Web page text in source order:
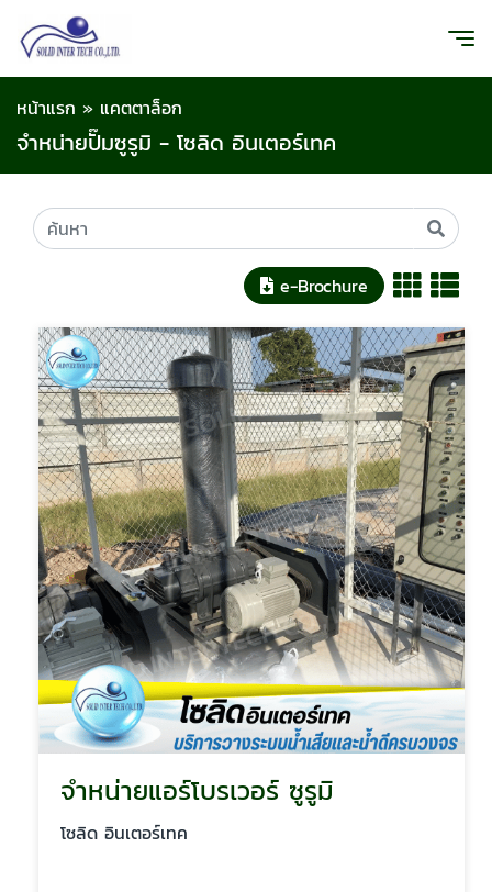
หน้าแรก » แคตตาล็อก
จำหน่ายปั๊มซูรูมิ - โซลิด อินเตอร์เทค
e-Brochure
จำหน่ายแอร์โบรเวอร์ ซูรูมิ
โซลิด อินเตอร์เทค